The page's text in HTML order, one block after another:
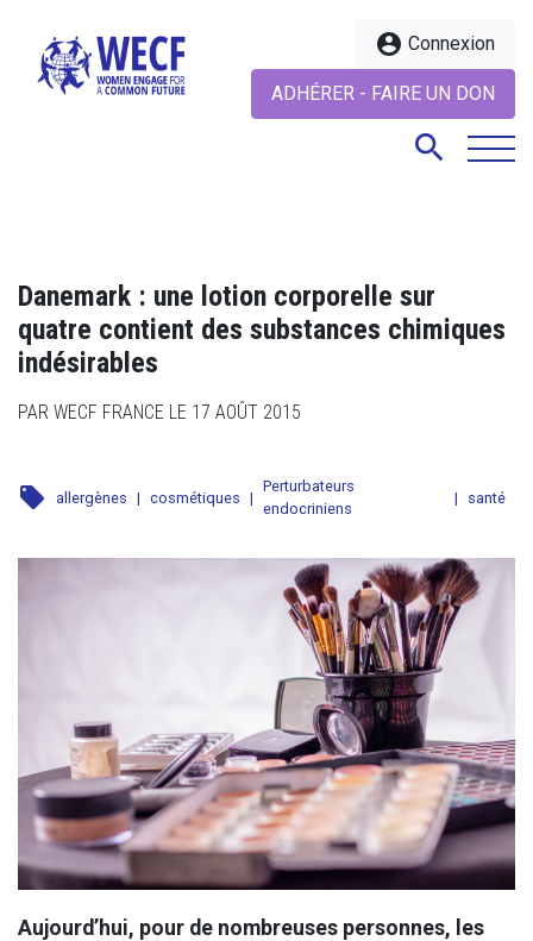
account_circle Connexion
ADHÉRER - FAIRE UN DON
search
Danemark : une lotion corporelle sur
quatre contient des substances chimiques
indésirables
PAR WECF FRANCE LE 17 AOÛT 2015
local_offer allergènes | cosmétiques |
Perturbateurs
endocriniens
| santé
Aujourd’hui, pour de nombreuses personnes, les